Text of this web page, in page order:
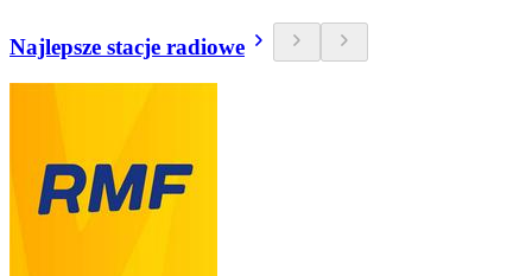
Najlepsze stacje radiowe